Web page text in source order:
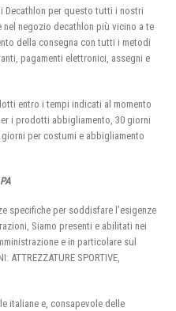
Decathlon per questo tutti i nostri
negozio decathlon più vicino a te
della consegna con tutti i metodi
pagamenti elettronici, assegni e
entro i tempi indicati al momento
i prodotti abbigliamento, 30 giorni
per costumi e abbigliamento
specifiche per soddisfare l’esigenze
Siamo presenti e abilitati nei
e in particolare sul
SPORTIVE,
italiane e, consapevole delle